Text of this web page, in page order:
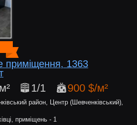
приміщення, 1363
1/1 900 $/м²
район, Центр (Шевченківський),
приміщень - 1